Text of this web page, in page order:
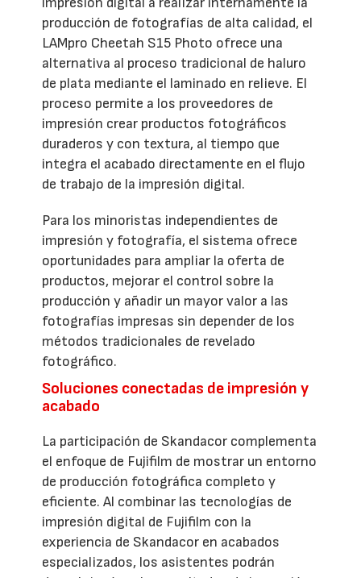
producción de fotografías de alta calidad, el
LAMpro Cheetah S15 Photo ofrece una
alternativa al proceso tradicional de haluro
de plata mediante el laminado en relieve. El
proceso permite a los proveedores de
impresión crear productos fotográficos
duraderos y con textura, al tiempo que
integra el acabado directamente en el flujo
de trabajo de la impresión digital.
Para los minoristas independientes de
impresión y fotografía, el sistema ofrece
oportunidades para ampliar la oferta de
productos, mejorar el control sobre la
producción y añadir un mayor valor a las
fotografías impresas sin depender de los
métodos tradicionales de revelado
fotográfico.
Soluciones conectadas de impresión y
acabado
La participación de Skandacor complementa
el enfoque de Fujifilm de mostrar un entorno
de producción fotográfica completo y
eficiente. Al combinar las tecnologías de
impresión digital de Fujifilm con la
experiencia de Skandacor en acabados
especializados, los asistentes podrán